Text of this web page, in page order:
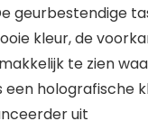
geurbestendige
kleur, de
te zien
holografische
uit